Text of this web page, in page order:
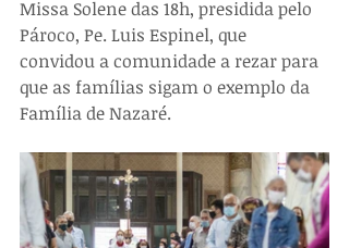
Missa Solene das 18h, presidida pelo
Pároco, Pe. Luis Espinel, que
convidou a comunidade a rezar para
que as famílias sigam o exemplo da
Família de Nazaré.